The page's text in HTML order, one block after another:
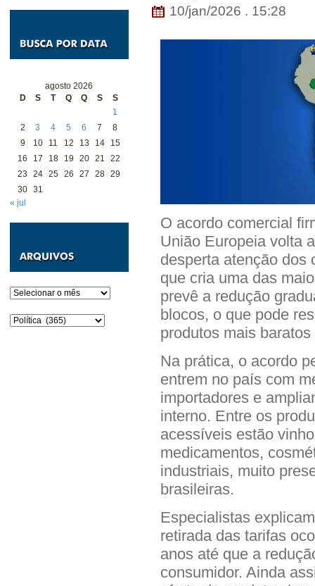
agosto 2026
D
S T Q Q S
S
1
2
3 4 5 6 7
8
9
10 11 12 13 14
15
16
17 18 19 20 21
22
23
24 25 26 27 28 29
30 31
« jul
Arquivos
Categorias
10/jan/2026 . 15:28
O acordo comercial
União Europeia volta
desperta atenção dos
que cria uma das
prevê a redução
blocos, o que pode
produtos mais
Na prática, o acordo
entrem no país com
importadores e
interno. Entre os
acessíveis estão
medicamentos,
industriais, muito
brasileiras.
Especialistas
retirada das tarifas
anos até que a
consumidor. Ainda